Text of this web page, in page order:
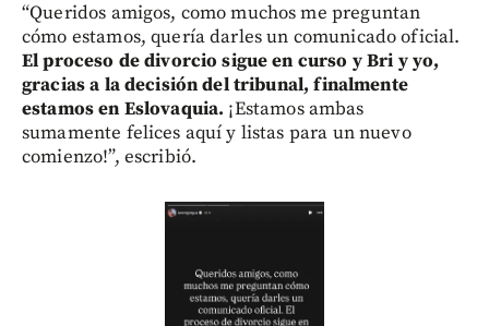
“Queridos amigos, como muchos me preguntan
cómo estamos, quería darles un comunicado oficial.
El proceso de divorcio sigue en curso y Bri y yo,
gracias a la decisión del tribunal, finalmente
estamos en Eslovaquia. ¡Estamos ambas
sumamente felices aquí y listas para un nuevo
comienzo!”, escribió.